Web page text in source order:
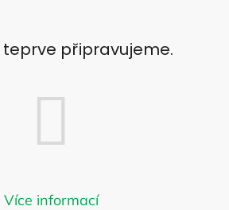
teprve připravujeme.
ale podívat na ostatní
Více informací